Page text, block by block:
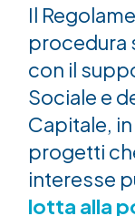
Il
procedura
con il
Sociale e
Capitale,
progetti
interesse
lotta alla